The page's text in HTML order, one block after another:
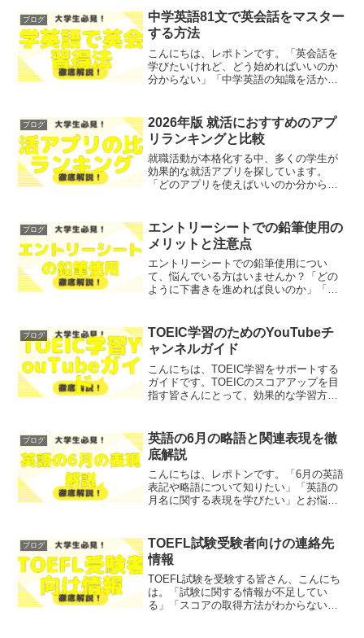
ブログ
中学英語81文で英会話をマスター
する方法
こんにちは、レポトンです。「英会話を
学びたいけれど、どう始めればいいのか
分からない」「中学英語の知識を活かし
語を活用して英会話をマスターする方法
を、わかりやすく解説しま...
ブログ
2026年版 就活におすすめのアプ
リランキングと比較
就職活動が本格化する中、多くの学生が
効果的な就活アプリを探しています。
「どのアプリを使えばいいのか分からな
のではないでしょうか？そこで今回は、
2026年版のおすすめ就活...
ブログ
エントリーシートでの鉛筆使用の
メリットと注意点
エントリーシートでの鉛筆使用につい
て、悩んでいる方はいませんか？「どの
ように下書きを進めれば良いのか」「鉛
う。そこで今回は、エントリーシートで
の鉛筆使用のメリットと注意点...
ブログ
TOEIC学習のためのYouTubeチ
ャンネルガイド
こんにちは、TOEIC学習をサポートする
ガイドです。TOEICのスコアアップを目
指す皆さんにとって、効果的な学習方法
のか」「どのように学習を進めれば効率
的なのか」と...
ブログ
英語の6月の略語と関連表現を徹
底解説
こんにちは、レポトンです。「6月の英語
表記や略語について知りたい」「英語の
月名に関する表現を学びたい」とお悩み
ます！レポトンこの記事は次のような人
におすすめ！6月の英...
ブログ
TOEFL試験受験者向けの連絡先
情報
TOEFL試験を受験する皆さん、こんにち
は。「試験に関する情報が不足してい
る」「スコアの取得方法がわからない」